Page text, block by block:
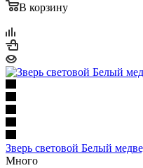
В корзину
Зверь световой Белый
Много